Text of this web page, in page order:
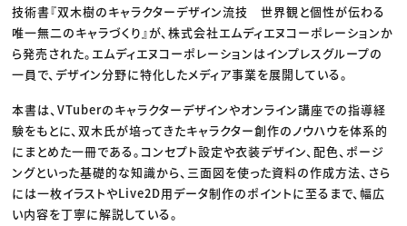
技術書『双木樹のキャラクターデザイン流技 世界観と個性が伝わる
唯一無二のキャラづくり』が、株式会社エムディエヌコーポレーションか
ら発売された。エムディエヌコーポレーションはインプレスグループの
一員で、デザイン分野に特化したメディア事業を展開している。
本書は、VTuberのキャラクターデザインやオンライン講座での指導経
験をもとに、双木氏が培ってきたキャラクター創作のノウハウを体系的
にまとめた一冊である。コンセプト設定や衣装デザイン、配色、ポージ
ングといった基礎的な知識から、三面図を使った資料の作成方法、さら
には一枚イラストやLive2D用データ制作のポイントに至るまで、幅広
い内容を丁寧に解説している。